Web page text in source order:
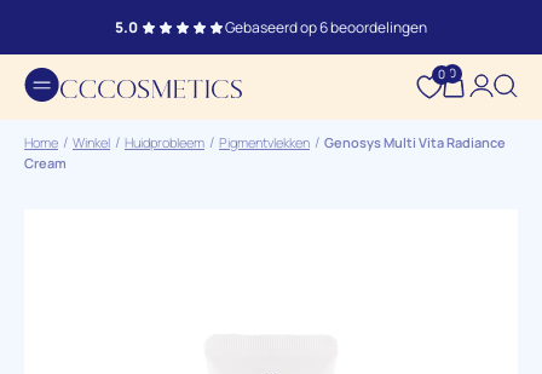
5.0 Gebaseerd op 6 beoordelingen
0 0
Home Winkel Huidprobleem Pigmentvlekken
Genosys Multi Vita Radiance
Cream